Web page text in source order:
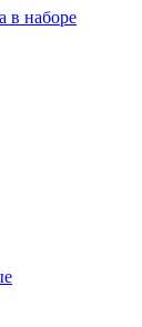
в наборе